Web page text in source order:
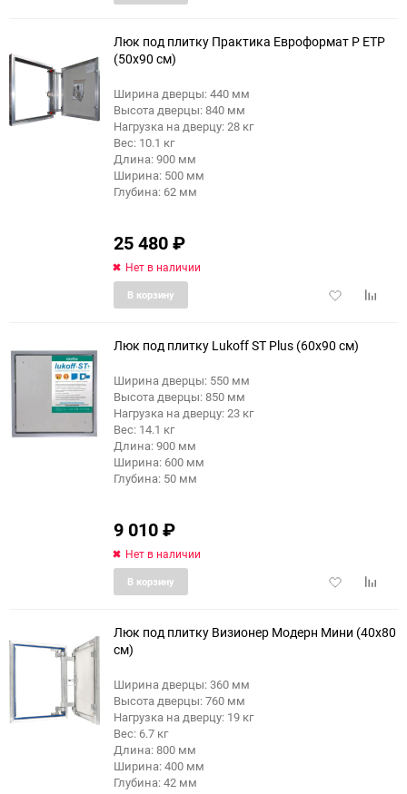
Люк под плитку Практика Евроформат Р ЕТР
(50x90 см)
Ширина дверцы: 440 мм
Высота дверцы: 840 мм
Нагрузка на дверцу: 28 кг
Вес: 10.1 кг
Длина: 900 мм
Ширина: 500 мм
Глубина: 62 мм
25 480₽
Нет в наличии
Добавить
В корзину
еще 2 фото
Люк под плитку Lukoff ST Plus (60x90 см)
Ширина дверцы: 550 мм
Высота дверцы: 850 мм
Нагрузка на дверцу: 23 кг
Вес: 14.1 кг
Длина: 900 мм
Ширина: 600 мм
Глубина: 50 мм
9 010₽
Нет в наличии
Добавить
В корзину
еще 4 фото
Люк под плитку Визионер Модерн Мини (40x80
см)
Ширина дверцы: 360 мм
Высота дверцы: 760 мм
Нагрузка на дверцу: 19 кг
Вес: 6.7 кг
Длина: 800 мм
Ширина: 400 мм
Глубина: 42 мм